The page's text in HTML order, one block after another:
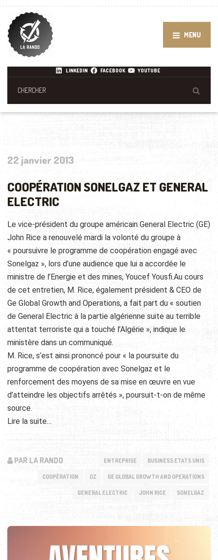
MENU
LINKEDIN FACEBOOK YOUTUBE
22 janvier 2013
COOPÉRATION SONELGAZ ET GENERAL
ELECTRIC
Le vice-président du groupe américain General Electric (GE)
John Rice a renouvelé mardi la volonté du groupe à
« poursuivre le programme de coopération engagé avec
Sonelgaz », lors d’une audience que lui a accordée le
ministre de l’Energie et des mines, Youcef Yousfi.Au cours
de cet entretien, M. Rice, également président & CEO de
Ge Global Growth and Operations, a fait part du « soutien
de General Electric à la partie algérienne suite au terrible
attentat terroriste qui a touché l’Algérie », indique le
ministère dans un communiqué.
M. Rice, s’est ainsi prononcé pour « la poursuite du
programme de coopération avec Sonelgaz et le
renforcement des moyens de sa mise en œuvre en vue
d’atteindre les objectifs arrêtés », poursuit-t-on de même
source.
Lire la suite…
PAR LA RANDO ENTREPRISE BUSINESS ETATS UNIS
COOPÉRATION DZ GE GLOBAL GROWTH AND OPERATIONS
GENERAL ELECTRIC JOHN RICE SONELGAZ